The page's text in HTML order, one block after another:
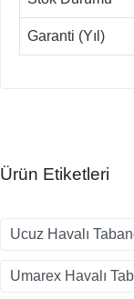
Garanti (Yıl)
Ürün Etiketleri
Ucuz Havalı
Umarex Havalı